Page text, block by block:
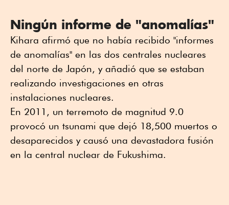
Ningún informe de "anomalías"
Kihara afirmó que no había recibido "informes
de anomalías" en las dos centrales nucleares
del norte de Japón, y añadió que se estaban
realizando investigaciones en otras
instalaciones nucleares.
En 2011, un terremoto de magnitud 9.0
provocó un tsunami que dejó 18,500 muertos o
desaparecidos y causó una devastadora fusión
en la central nuclear de Fukushima.